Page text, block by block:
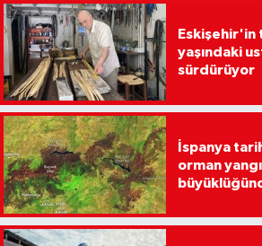
Eskişehir'in
yaşındaki
sürdürüyor
İspanya
orman